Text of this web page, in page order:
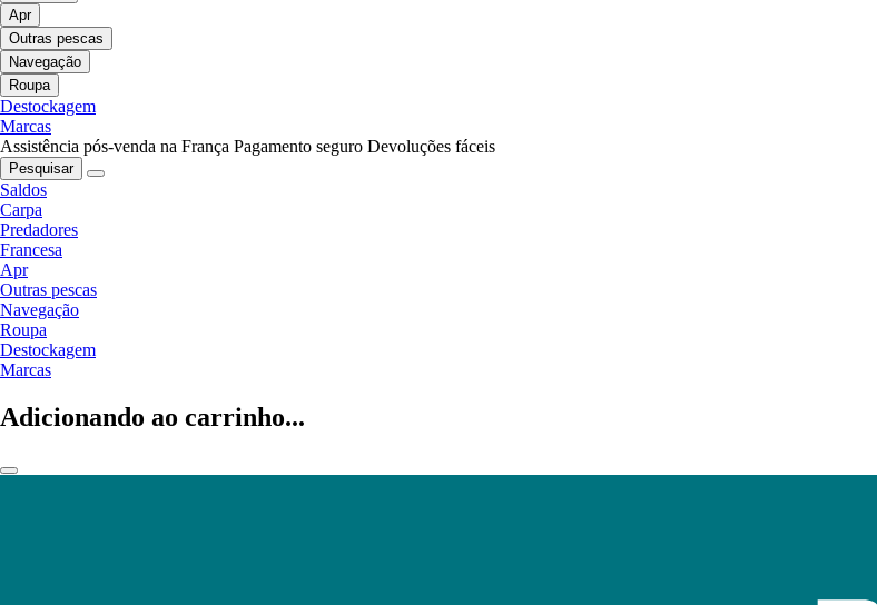
Apr
Outras pescas
Navegação
Roupa
Destockagem
Marcas
Assistência pós-venda na França Pagamento seguro Devoluções fáceis
Pesquisar
Saldos
Carpa
Predadores
Francesa
Apr
Outras pescas
Navegação
Roupa
Destockagem
Marcas
Adicionando ao carrinho...